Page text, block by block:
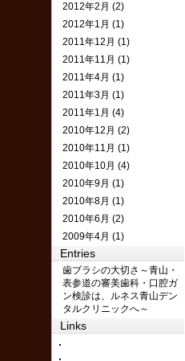
2012年2月 (2)
2012年1月 (1)
2011年12月 (1)
2011年11月 (1)
2011年4月 (1)
2011年3月 (1)
2011年1月 (4)
2010年12月 (2)
2010年11月 (1)
2010年10月 (4)
2010年9月 (1)
2010年8月 (1)
2010年6月 (2)
2009年4月 (1)
Entries
歯ブラシの大切さ～青山・
表参道の審美歯科・口腔ガ
ン検診は、ルネス青山デン
タルクリニックへ～
Links